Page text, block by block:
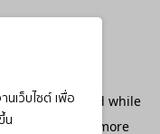
เว็บไซต์ เพื่อ
น
has occurred while
console
for more